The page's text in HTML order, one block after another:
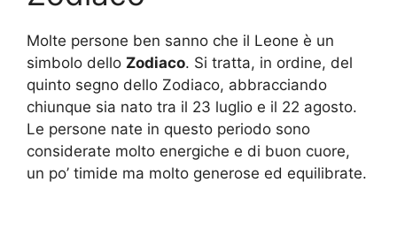
Molte persone ben sanno che il Leone è un
simbolo dello Zodiaco. Si tratta, in ordine, del
quinto segno dello Zodiaco, abbracciando
chiunque sia nato tra il 23 luglio e il 22 agosto.
Le persone nate in questo periodo sono
considerate molto energiche e di buon cuore,
un po’ timide ma molto generose ed equilibrate.